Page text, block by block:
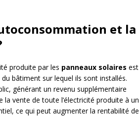
et la
produite par les panneaux solaires est
bâtiment sur lequel ils sont installés.
générant un revenu supplémentaire
vente de toute l’électricité produite à un
ce qui peut augmenter la rentabilité de